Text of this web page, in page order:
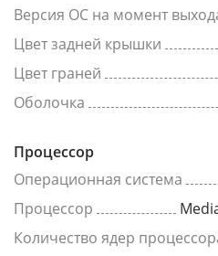
Версия ОС на момент
Цвет задней крышки
Цвет граней
Оболочка
Процессор
Операционная система
Процессор
Количество ядер